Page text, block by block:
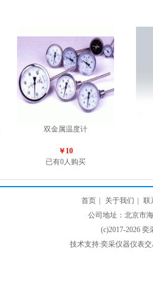
双金属温度计
￥10
已有0人购买
首页 关于我们
联
公司地址：北京市
(c)2017-2026
技术支持:奕采仪器仪表